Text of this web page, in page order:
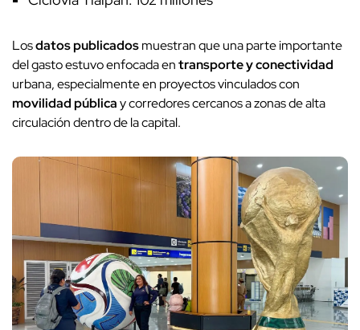
Losdatos publicadosmuestran que una parte importante
del gasto estuvo enfocada entransporte y conectividad
urbana, especialmente en proyectos vinculados con
movilidad públicay corredores cercanos a zonas de alta
circulación dentro de la capital.